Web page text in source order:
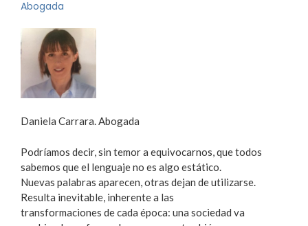
Abogada
Daniela Carrara. Abogada
Podríamos decir, sin temor a equivocarnos, que todos
sabemos que el lenguaje no es algo estático.
Nuevas palabras aparecen, otras dejan de utilizarse.
Resulta inevitable, inherente a las
transformaciones de cada época: una sociedad va